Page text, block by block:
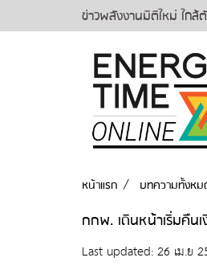
ข่าวพลังงานมิติใหม่ ใกล้ตั
หน้าแรก บทความทั้งห
กกพ. เดินหน้าเริ่มคืน
Last updated: 26 เม.ย